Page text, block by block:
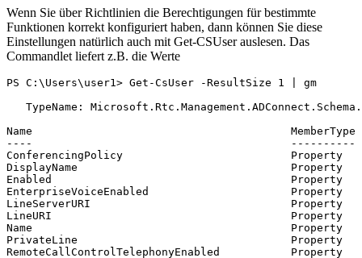
Wenn Sie über Richtlinien die Berechtigungen für bestimmte
Funktionen korrekt konfiguriert haben, dann können Sie diese
Einstellungen natürlich auch mit Get-CSUser auslesen. Das
Commandlet liefert z.B. die Werte
PS C:\Users\user1> Get-CsUser -ResultSize 1 | gm
TypeName:
Name                                        MemberType
----                                        ----------
ConferencingPolicy                          Property
DisplayName                                 Property
Enabled                                     Property
EnterpriseVoiceEnabled                      Property
LineServerURI                               Property
LineURI                                     Property
Name                                        Property
PrivateLine                                 Property
RemoteCallControlTelephonyEnabled           Property